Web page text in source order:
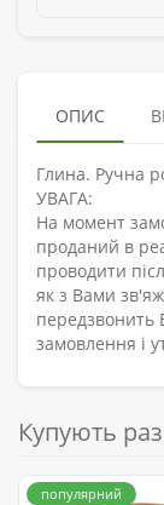
ОПИС
Глина. Ручна
УВАГА:
На момент
проданий в
проводити
як з Вами
передзвонить
замовлення і
Купують
популярний